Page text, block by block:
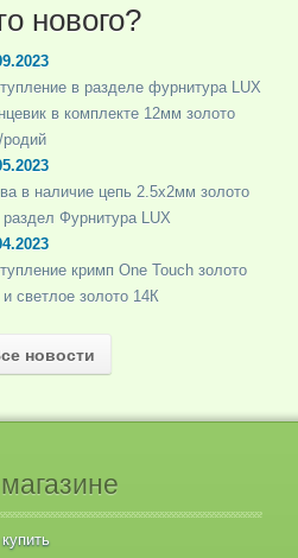
нового?
в разделе фурнитура LUX
в комплекте 12мм золото
родий
в наличие цепь 2.5х2мм золото
раздел Фурнитура LUX
кримп One Touch золото
и светлое золото 14К
новости